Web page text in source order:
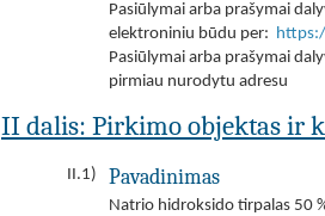
Pasiūlymai arba prašymai
elektroniniu būdu per:
Pasiūlymai arba prašymai
pirmiau nurodytu adresu
II dalis: Pirkimo objektas ir
II.1) Pavadinimas
Natrio hidroksido tirpalas 50